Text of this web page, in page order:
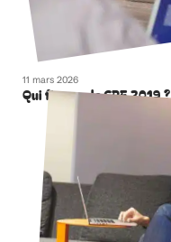
11 mars 2026
Qui finance le CPF 2019 ?